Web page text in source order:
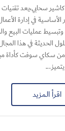
الأساسية في إدارة
عمليات البيع
الحديثة في هذا
سكاي سوفت كأداة
اقرأ المزيد